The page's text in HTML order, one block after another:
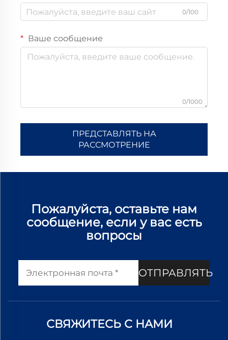
0/100
Ваше сообщение
0/1000
ПРЕДСТАВЛЯТЬ НА
РАССМОТРЕНИЕ
Пожалуйста, оставьте нам
сообщение, если у вас есть
вопросы
ОТПРАВЛЯТЬ
СВЯЖИТЕСЬ С НАМИ